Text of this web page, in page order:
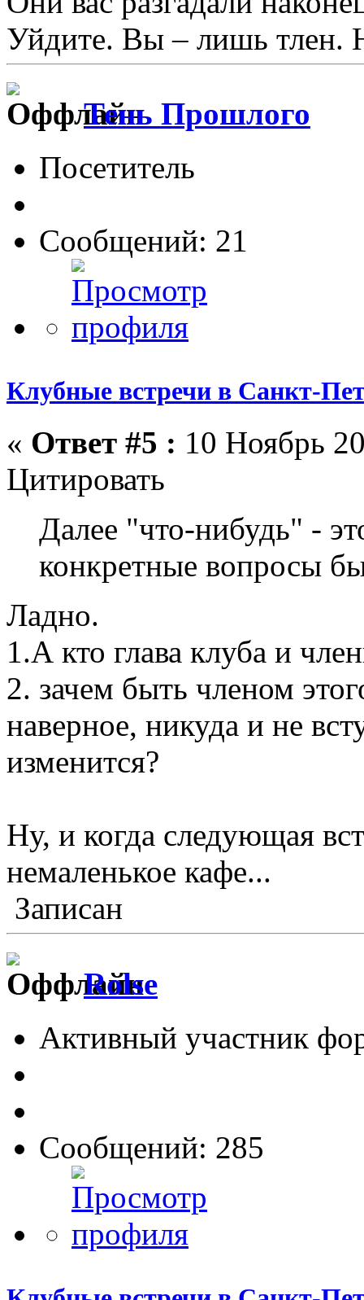
Уйдите. Вы – лишь тлен.
Тень Прошлого
Посетитель
Сообщений: 21
Клубные встречи в Санкт-
« Ответ #5 : 10 Ноябрь
Цитировать
Далее "что-нибудь" -
конкретные вопросы
Ладно.
1.А кто глава клуба и
2. зачем быть членом
наверное, никуда и не
изменится?
Ну, и когда следующая
немаленькое кафе...
Записан
Rolse
Активный участник
Сообщений: 285